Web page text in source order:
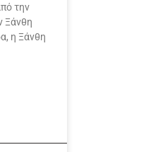
την
Ξάνθη
η Ξάνθη